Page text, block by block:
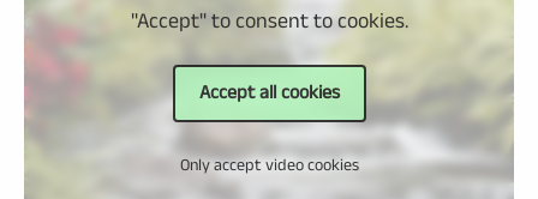
"Accept" to consent to cookies.
Accept all cookies
Only accept video cookies